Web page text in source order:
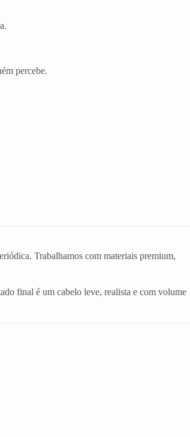
percebe.
Trabalhamos com materiais premium,
final é um cabelo leve, realista e com volume